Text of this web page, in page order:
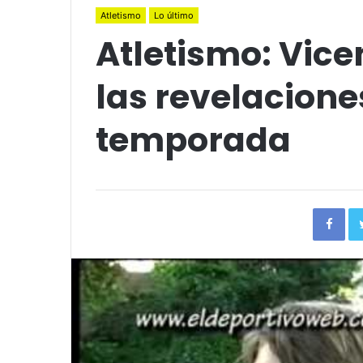
Atletismo Lo último
Atletismo:
las
temporada